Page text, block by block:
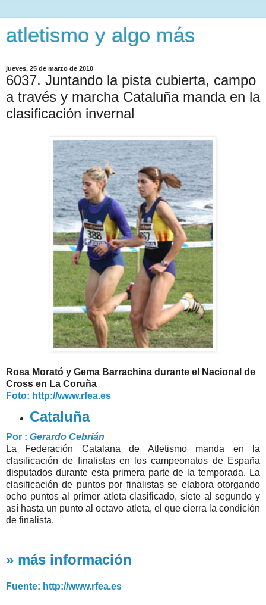
atletismo y algo más
jueves, 25 de marzo de 2010
6037. Juntando la pista cubierta, campo
a través y marcha Cataluña manda en la
clasificación invernal
Rosa Morató y Gema Barrachina durante el Nacional de
Cross en La Coruña
Foto: http://www.rfea.es
Cataluña
Por : Gerardo Cebrián
La Federación Catalana de Atletismo manda en la
clasificación de finalistas en los campeonatos de España
disputados durante esta primera parte de la temporada. La
clasificación de puntos por finalistas se elabora otorgando
ocho puntos al primer atleta clasificado, siete al segundo y
así hasta un punto al octavo atleta, el que cierra la condición
de finalista.
» más información
Fuente: http://www.rfea.es